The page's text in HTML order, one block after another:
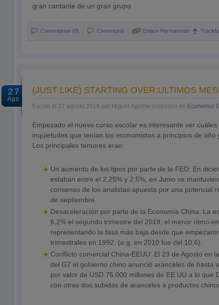
gran cantante de un gran grupo
Comentarios (0) Comentario Enlace Permanente
27
Ago
(JUST LIKE) STARTING OVER:ULTIMOS
Escrito el 27 agosto 2019 por Miguel Aguirre Uzquiano en Economía
Empezado el nuevo curso escolar es interesante ver
inquietudes que tenían los economistas a principios de año
Los principales temores eran:
Un aumento de los tipos por parte de la FED: En
estaban entre el 2,25% y 2,5%, en Junio se
consenso de los analistas apuesta por una potencial
de septiembre.
Desaceleración por parte de la Economía China: La
6,2% el segundo trimestre del 2019, el menor ritmo
representando la tasa más baja desde que
trimestrales en 1992. (e.g. en 2010 fue del 10,6).
Conflicto comercial China-EEUU: El 23 de Agosto en
del G7 el gobierno chino anunció aranceles de hasta
por valor de USD 75.000 millones de EE.UU a lo que
con otras dos subidas de aranceles a productos